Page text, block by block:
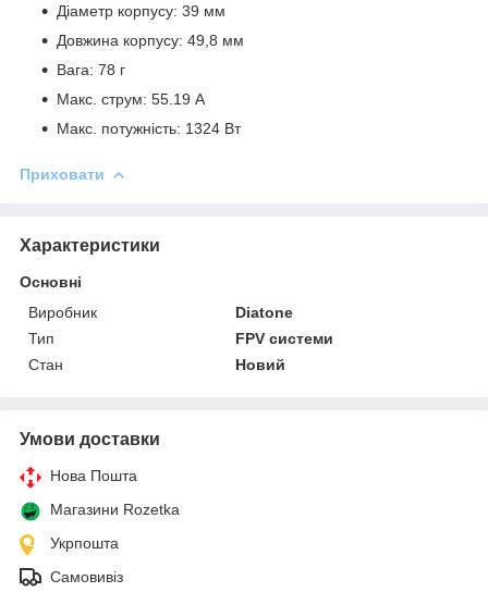
Діаметр корпусу: 39 мм
Довжина корпусу: 49,8 мм
Вага: 78 г
Макс. струм: 55.19 A
Макс. потужність: 1324 Вт
Приховати
Характеристики
Основні
Виробник
Diatone
Тип
FPV системи
Стан
Новий
Умови доставки
Нова Пошта
Магазини Rozetka
Укрпошта
Самовивіз